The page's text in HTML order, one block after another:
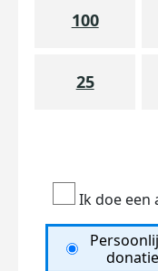
100
25
Ik doe een
donatie